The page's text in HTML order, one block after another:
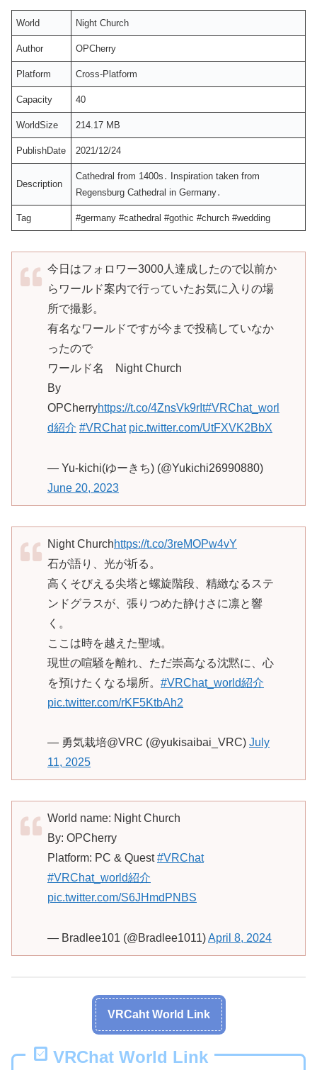
World Night Church
Author OPCherry
Platform Cross-Platform
Capacity 40
WorldSize 214.17 MB
PublishDate 2021/12/24
Description
Cathedral from 1400s․ Inspiration taken from
Regensburg Cathedral in Germany․
Tag #germany #cathedral #gothic #church #wedding
今日はフォロワー3000人達成したので以前か
らワールド案内で行っていたお気に入りの場
所で撮影。
有名なワールドですが今まで投稿していなか
ったので
ワールド名 Night Church
By
OPCherryhttps://t.co/4ZnsVk9rIt#VRChat_worl
d紹介 #VRChat pic.twitter.com/UtFXVK2BbX
— Yu-kichi(ゆーきち) (@Yukichi26990880)
June 20, 2023
Night Churchhttps://t.co/3reMOPw4vY
石が語り、光が祈る。
高くそびえる尖塔と螺旋階段、精緻なるステ
ンドグラスが、張りつめた静けさに凛と響
く。
ここは時を越えた聖域。
現世の喧騒を離れ、ただ崇高なる沈黙に、心
を預けたくなる場所。 #VRChat_world紹介
pic.twitter.com/rKF5KtbAh2
— 勇気栽培@VRC (@yukisaibai_VRC) July
11, 2025
World name: Night Church
By: OPCherry
Platform: PC & Quest#VRChat
#VRChat_world紹介
pic.twitter.com/S6JHmdPNBS
— Bradlee101 (@Bradlee1011)April 8, 2024
VRCaht World Link
VRChat World Link